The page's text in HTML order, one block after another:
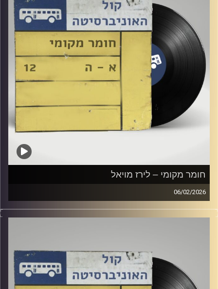
חומר מקומי – לירז מויאל
06/02/2026
שעה של מוזיקה ישראלית עם לירז מויאל